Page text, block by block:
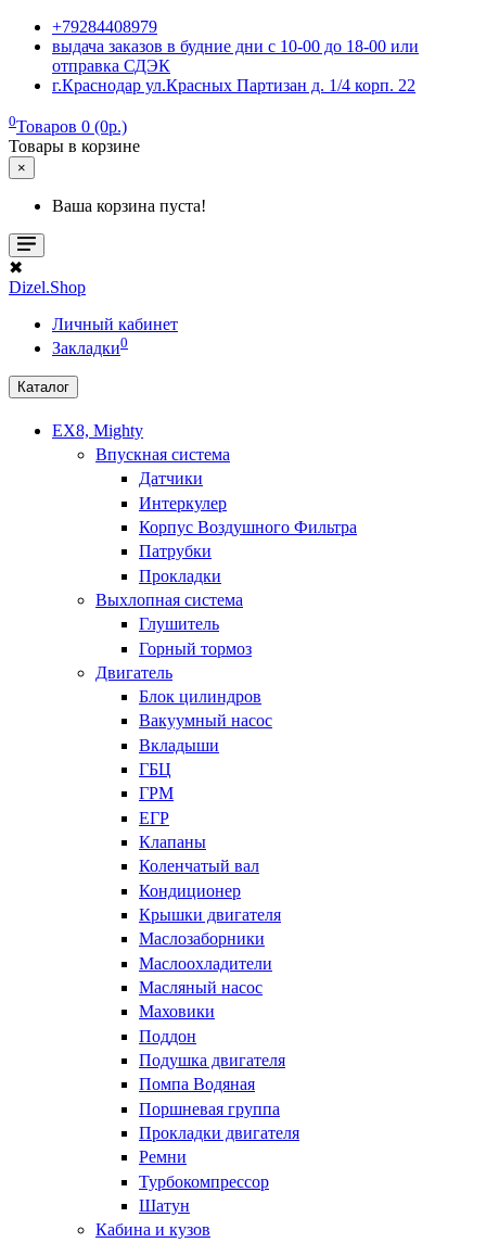
+79284408979
выдача заказов в будние дни с 10-00 до 18-00 или
отправка СДЭК
г.Краснодар ул.Красных Партизан д. 1/4 корп. 22
0Товаров 0 (0р.)
Товары в корзине
×
Ваша корзина пуста!
✖
Dizel.Shop
Личный кабинет
Закладки0
Каталог
EX8, Mighty
Впускная система
Датчики
Интеркулер
Корпус Воздушного Фильтра
Патрубки
Прокладки
Выхлопная система
Глушитель
Горный тормоз
Двигатель
Блок цилиндров
Вакуумный насос
Вкладыши
ГБЦ
ГРМ
ЕГР
Клапаны
Коленчатый вал
Кондиционер
Крышки двигателя
Маслозаборники
Маслоохладители
Масляный насос
Маховики
Поддон
Подушка двигателя
Помпа Водяная
Поршневая группа
Прокладки двигателя
Ремни
Турбокомпрессор
Шатун
Кабина и кузов